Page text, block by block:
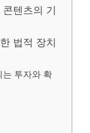
텐츠의 기
법적 장치
는 투자와 확